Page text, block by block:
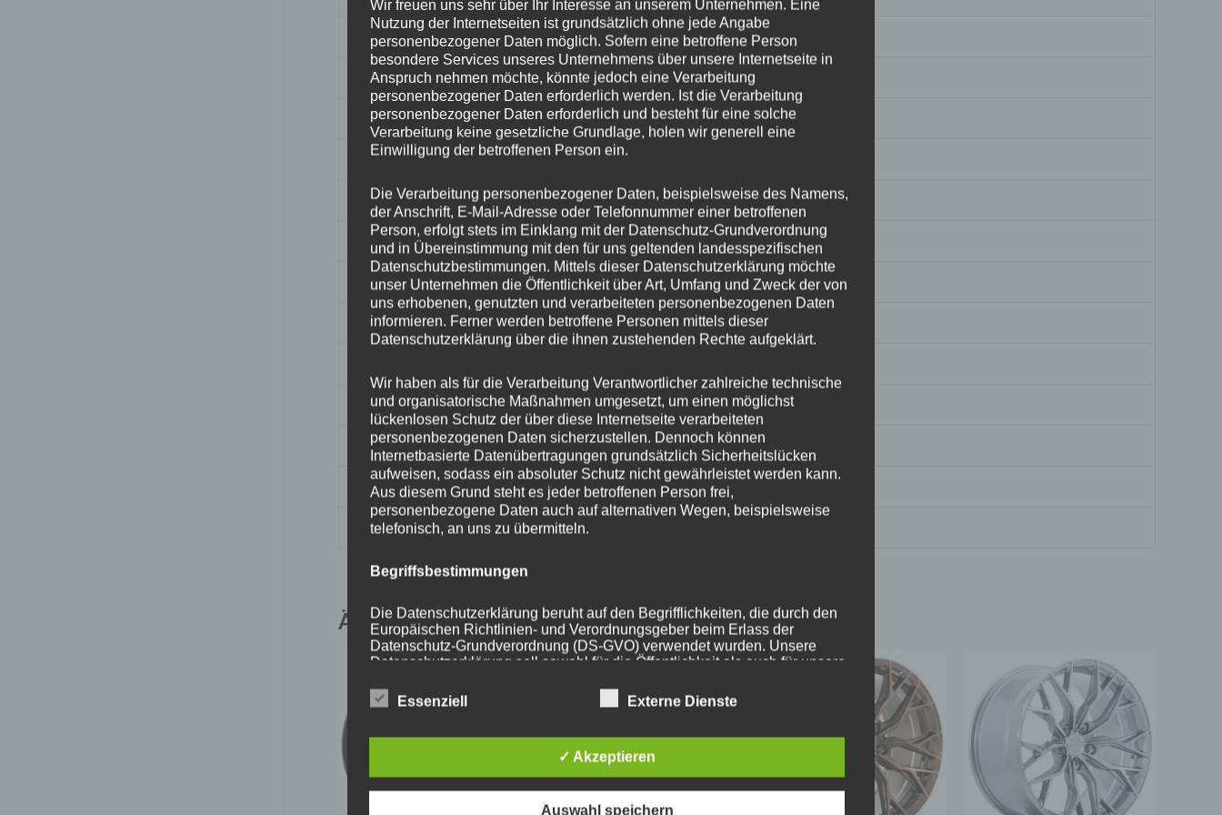
Breite 10.5
Design CVR8
Durchmesser 20
25
Fertigung Flow Forming
Hersteller CONCAVER WHEELS
Lochkreis 5×112
Hinweis
Mittellochbohrung 72,6 mm
Nabenbohrung 72.6
PCD 112 mm
Traglast 815
Ähnliche Produkte
Wir freuen uns sehr über Ihr Interesse an unserem Unternehmen. Eine
Nutzung der Internetseiten ist grundsätzlich ohne jede Angabe
personenbezogener Daten möglich. Sofern eine betroffene Person
besondere Services unseres Unternehmens über unsere Internetseite in
Anspruch nehmen möchte, könnte jedoch eine Verarbeitung
personenbezogener Daten erforderlich werden. Ist die Verarbeitung
personenbezogener Daten erforderlich und besteht für eine solche
Verarbeitung keine gesetzliche Grundlage, holen wir generell eine
Einwilligung der betroffenen Person ein.
Die Verarbeitung personenbezogener Daten, beispielsweise des Namens,
der Anschrift, E-Mail-Adresse oder Telefonnummer einer betroffenen
Person, erfolgt stets im Einklang mit der Datenschutz-Grundverordnung
und in Übereinstimmung mit den für uns geltenden landesspezifischen
Datenschutzbestimmungen. Mittels dieser Datenschutzerklärung möchte
unser Unternehmen die Öffentlichkeit über Art, Umfang und Zweck der von
uns erhobenen, genutzten und verarbeiteten personenbezogenen Daten
informieren. Ferner werden betroffene Personen mittels dieser
Datenschutzerklärung über die ihnen zustehenden Rechte aufgeklärt.
Wir haben als für die Verarbeitung Verantwortlicher zahlreiche technische
und organisatorische Maßnahmen umgesetzt, um einen möglichst
lückenlosen Schutz der über diese Internetseite verarbeiteten
personenbezogenen Daten sicherzustellen. Dennoch können
Internetbasierte Datenübertragungen grundsätzlich Sicherheitslücken
aufweisen, sodass ein absoluter Schutz nicht gewährleistet werden kann.
Aus diesem Grund steht es jeder betroffenen Person frei,
personenbezogene Daten auch auf alternativen Wegen, beispielsweise
telefonisch, an uns zu übermitteln.
Begriffsbestimmungen
Die Datenschutzerklärung beruht auf den Begrifflichkeiten, die durch den
Europäischen Richtlinien- und Verordnungsgeber beim Erlass der
Datenschutz-Grundverordnung (DS-GVO) verwendet wurden. Unsere
Datenschutzerklärung soll sowohl für die Öffentlichkeit als auch für unsere
dies zu gewährleisten, möchten wir vorab die verwendeten
Begrifflichkeiten erläutern.
Wir verwenden in dieser Datenschutzerklärung unter anderem die
Essenziell Externe Dienste
✓ Akzeptieren
Auswahl speichern